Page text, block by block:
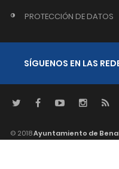
PROTECCIÓN DE DATOS
SÍGUENOS EN LAS
© 2018Ayuntamiento de